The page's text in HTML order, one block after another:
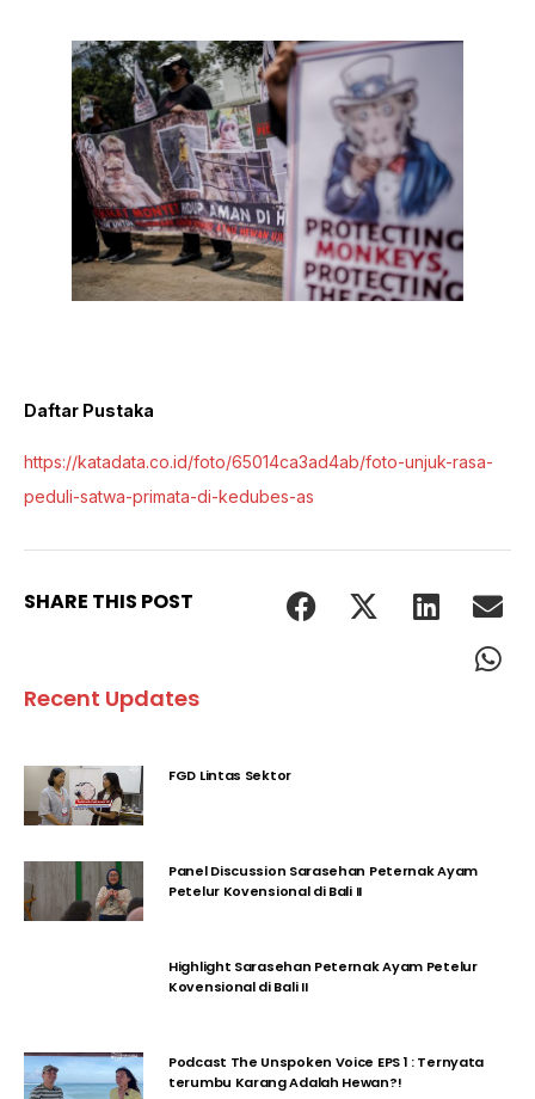
Daftar Pustaka
https://katadata.co.id/foto/65014ca3ad4ab/foto-unjuk-rasa-
peduli-satwa-primata-di-kedubes-as
SHARE THIS POST
Recent Updates
FGD Lintas Sektor
Panel Discussion Sarasehan Peternak Ayam
Petelur Kovensional di Bali II
Highlight Sarasehan Peternak Ayam Petelur
Kovensional di Bali II
Podcast The Unspoken Voice EPS 1 : Ternyata
terumbu Karang Adalah Hewan?!